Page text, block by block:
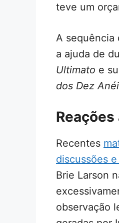
teve um
A sequência
a ajuda de
Ultimato e
dos Dez
Recentes
discussões
Brie Larson
observação